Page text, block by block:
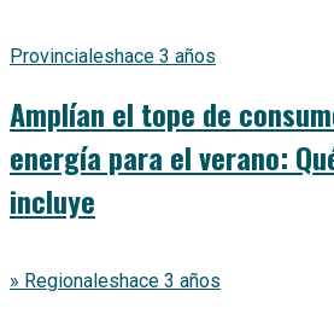
Provincialeshace 3 años
Amplían el tope de
energía para el verano:
incluye
» Regionaleshace 3 años